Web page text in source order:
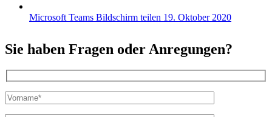
Microsoft Teams Bildschirm teilen 19. Oktober 2020
Sie haben Fragen oder Anregungen?